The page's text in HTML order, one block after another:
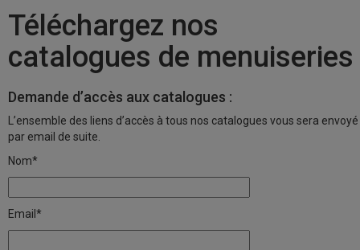
Téléchargez nos
catalogues de menuiseries
Demande d’accès aux catalogues :
L’ensemble des liens d’accès à tous nos catalogues vous sera envoyé
par email de suite.
Nom*
Email*